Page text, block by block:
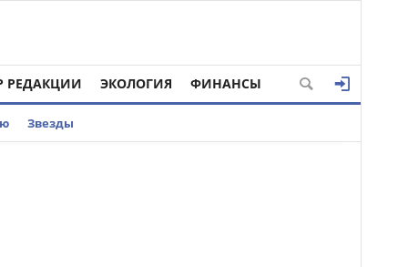
РЕДАКЦИИ ЭКОЛОГИЯ ФИНАНСЫ
Звезды